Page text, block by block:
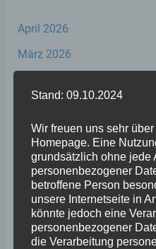
April 2026
März 2026
Dezember 2025
November 2025
Oktober 2025
September 2025
August 2025
Stand: 09.10.2024
Wir freuen uns sehr
Homepage. Eine
grundsätzlich ohne jede
personenbezogener
betroffene Person
unsere Internetseite in
könnte jedoch eine
personenbezogener
die Verarbeitung